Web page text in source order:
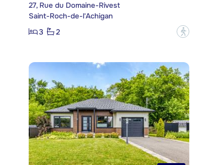
27, Rue du Domaine-Rivest
Saint-Roch-de-l'Achigan
3
2 ?